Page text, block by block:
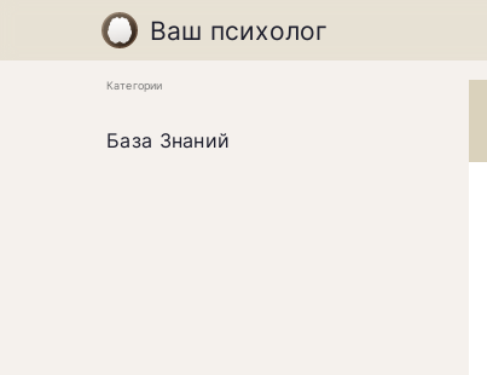
Ваш психолог
Категории
База Знаний